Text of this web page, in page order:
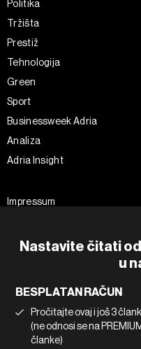
Nastavite čitati
u
BESPLATAN RAČUN
Pročitajte ovaj i još 3
(ne odnosi se na
članke)
Politika
Tržišta
Prestiž
Tehnologija
Green
Sport
Businessweek Adria
Analiza
Adria Insight
Impressum
Pravila privatnosti
Korištenje umjetne